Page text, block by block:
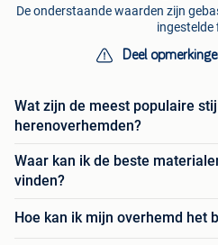
De onderstaande waarden zijn
ingestelde
Deel
Wat zijn de meest populaire
herenoverhemden?
Waar kan ik de beste
vinden?
Hoe kan ik mijn overhemd het